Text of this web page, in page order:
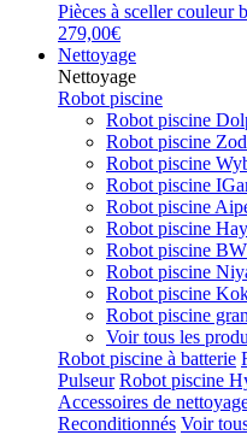
Pièces à sceller couleur
279,00€
Nettoyage
Nettoyage
Robot piscine
Robot piscine
Robot piscine
Robot piscine
Robot piscine
Robot piscine
Robot piscine
Robot piscine
Robot piscine
Robot piscine
Robot piscine
Voir tous les
Robot piscine à batterie
Pulseur Robot piscine
Accessoires de
Reconditionnés Voir